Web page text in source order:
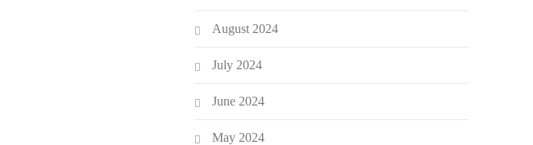
August 2024
July 2024
June 2024
May 2024